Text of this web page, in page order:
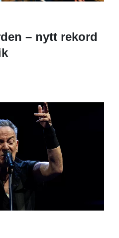
– nytt rekord